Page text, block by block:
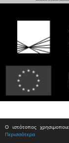
Ο ιστότοπος
Περισσότερα